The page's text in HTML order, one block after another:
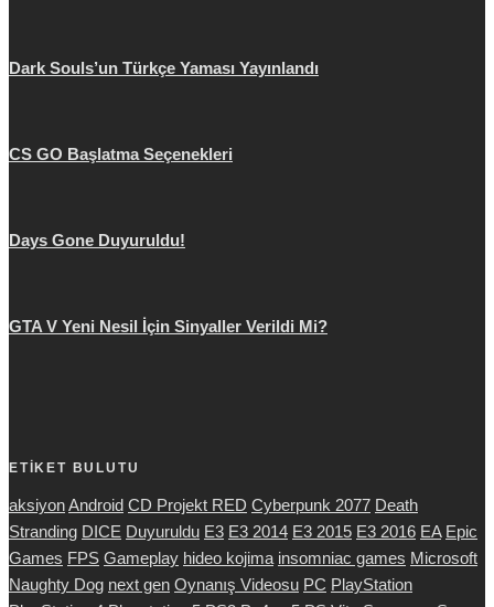
Dark Souls’un Türkçe Yaması Yayınlandı
CS GO Başlatma Seçenekleri
Days Gone Duyuruldu!
GTA V Yeni Nesil İçin Sinyaller Verildi Mi?
ETİKET BULUTU
aksiyonAndroid CD Projekt RED Cyberpunk 2077 Death
Stranding DICE Duyuruldu E3 E3 2014 E3 2015 E3 2016 EA Epic
Games FPS Gameplay hideo kojima insomniac games Microsoft
Naughty Dog next gen Oynanış Videosu PC PlayStation